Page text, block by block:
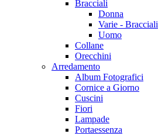
Bracciali
Donna
Varie - Bracciali
Uomo
Collane
Orecchini
Arredamento
Album Fotografici
Cornice a Giorno
Cuscini
Fiori
Lampade
Portaessenza